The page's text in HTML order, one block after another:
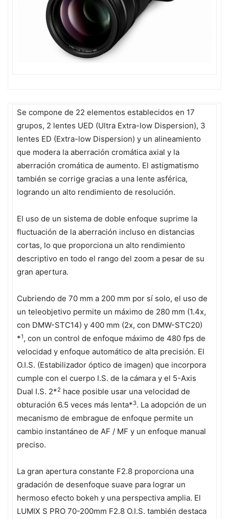
Se compone de 22 elementos establecidos en 17
grupos, 2 lentes UED (Ultra Extra-low Dispersion), 3
lentes ED (Extra-low Dispersion) y un alineamiento
que modera la aberración cromática axial y la
aberración cromática de aumento. El astigmatismo
también se corrige gracias a una lente asférica,
logrando un alto rendimiento de resolución.
El uso de un sistema de doble enfoque suprime la
fluctuación de la aberración incluso en distancias
cortas, lo que proporciona un alto rendimiento
descriptivo en todo el rango del zoom a pesar de su
gran apertura.
Cubriendo de 70 mm a 200 mm por sí solo, el uso de
un teleobjetivo permite un máximo de 280 mm (1.4x,
con DMW-STC14) y 400 mm (2x, con DMW-STC20)
*1, con un control de enfoque máximo de 480 fps de
velocidad y enfoque automático de alta precisión. El
O.I.S. (Estabilizador óptico de imagen) que incorpora
cumple con el cuerpo I.S. de la cámara y el 5-Axis
Dual I.S. 2*2 hace posible usar una velocidad de
obturación 6.5 veces más lenta*3. La adopción de un
mecanismo de embrague de enfoque permite un
cambio instantáneo de AF / MF y un enfoque manual
preciso.
La gran apertura constante F2.8 proporciona una
gradación de desenfoque suave para lograr un
hermoso efecto bokeh y una perspectiva amplia. El
LUMIX S PRO 70-200mm F2.8 O.I.S. también destaca